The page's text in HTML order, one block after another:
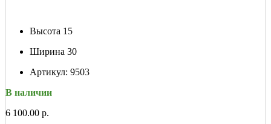
Высота 15
Ширина 30
Артикул: 9503
В наличии
6 100.00 р.